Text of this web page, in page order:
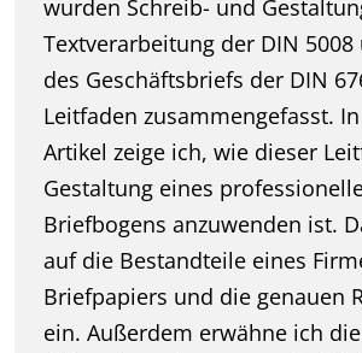
wurden Schreib- und
Textverarbeitung der DIN
des Geschäftsbriefs der DIN
Leitfaden zusammengefasst.
Artikel zeige ich, wie dieser
Gestaltung eines
Briefbogens anzuwenden ist.
auf die Bestandteile eines
Briefpapiers und die genauen
ein. Außerdem erwähne ich